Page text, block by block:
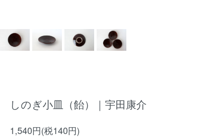
しのぎ小皿（飴）｜宇田康介
1,540円(税140円)